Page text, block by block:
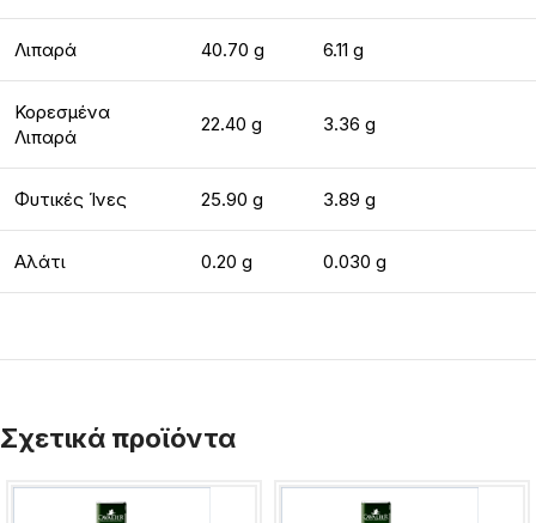
Λιπαρά 40.70 g 6.11 g
Κορεσμένα
Λιπαρά
22.40 g 3.36 g
Φυτικές Ίνες 25.90 g 3.89 g
Αλάτι 0.20 g 0.030 g
Σχετικά προϊόντα